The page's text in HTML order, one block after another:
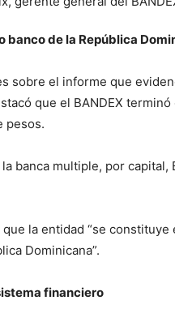
banco de la República
sobre el informe que
que el BANDEX
pesos.
banca multiple, por
la entidad “se
Dominicana”.
financiero